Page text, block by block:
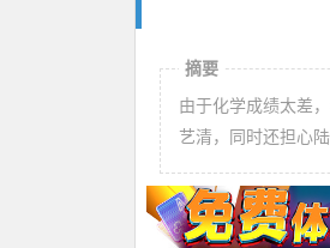
摘要
由于化学成绩太差
艺清，同时还担心